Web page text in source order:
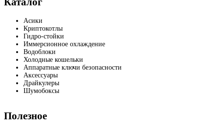
Асики
Криптокотлы
Гидро-стойки
Иммерсионное охлаждение
Водоблоки
Холодные кошельки
Аппаратные ключи безопасности
Аксессуары
Драйкулеры
Шумобоксы
Полезное